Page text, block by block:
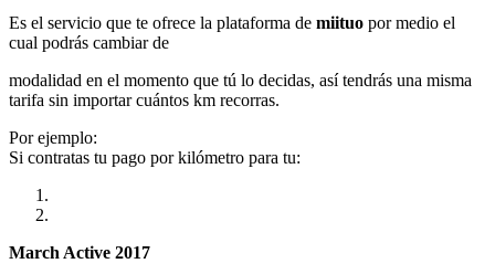
Es el servicio que te ofrece la plataforma de miituo por medio el
cual podrás cambiar de
modalidad en el momento que tú lo decidas, así tendrás una misma
tarifa sin importar cuántos km recorras.
Por ejemplo:
Si contratas tu pago por kilómetro para tu:
March Active 2017